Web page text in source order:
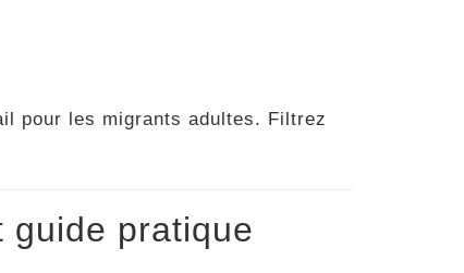
pour les migrants adultes. Filtrez
guide pratique